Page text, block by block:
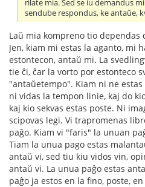
rilate mia. Sed se iu demandus
sendube respondus, ke antaŭe,
Laŭ mia kompreno tio dependas
Jen, kiam mi estas la aganto, mi
estontecon, antaŭ mi. La
tie ĉi, ĉar la vorto por estonteco
"antaŭetempo". Kiam ni ne
ni vidas la tempon linie, kaj do
kaj kio sekvas estas poste. Ni
scipovas legi. Vi trapromenas
paĝo. Kiam vi "faris" la unuan
Tiam la unua pago estas
antaŭ vi, sed tiu kiu vidos vin,
antaŭ vi. La unua paĝo estas
paĝo ja estos en la fino, poste,